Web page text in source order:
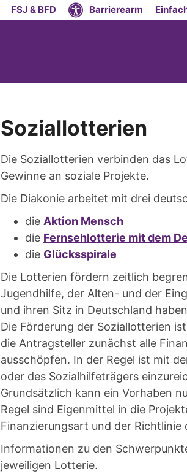
FSJ & BFD Barrierearm
Soziallotterien
Die Soziallotterien verbinden das
Gewinne an soziale Projekte.
Die Diakonie arbeitet mit drei
die Aktion Mensch
die Fernsehlotterie mit dem
die Glücksspirale
Die Lotterien fördern zeitlich
Jugendhilfe, der Alten- und der
und ihren Sitz in Deutschland
Die Förderung der Soziallotterien
die Antragsteller zunächst alle
ausschöpfen. In der Regel ist mit
oder des Sozialhilfeträgers
Grundsätzlich kann ein Vorhaben
Regel sind Eigenmittel in die
Finanzierungsart und der
Informationen zu den
jeweiligen Lotterie.